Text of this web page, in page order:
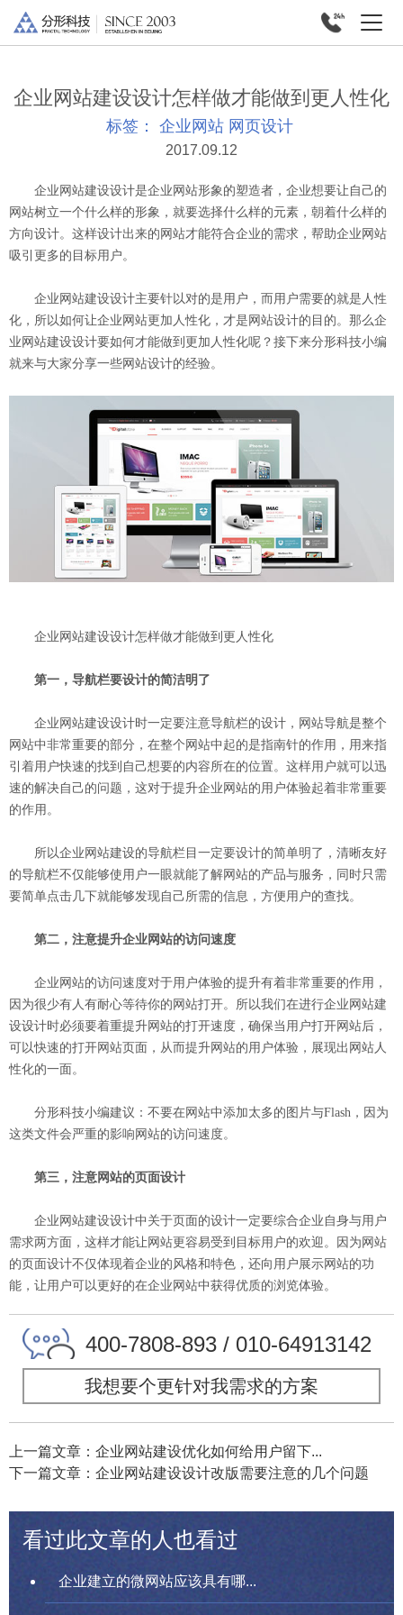
企业网站建设设计怎样做才能做到更人性化
标签： 企业网站 网页设计
2017.09.12
企业网站建设设计是企业网站形象的塑造者，企业想要让自己的
网站树立一个什么样的形象，就要选择什么样的元素，朝着什么样的
方向设计。这样设计出来的网站才能符合企业的需求，帮助企业网站
吸引更多的目标用户。
企业网站建设设计主要针以对的是用户，而用户需要的就是人性
化，所以如何让企业网站更加人性化，才是网站设计的目的。那么企
业网站建设设计要如何才能做到更加人性化呢？接下来分形科技小编
就来与大家分享一些网站设计的经验。
企业网站建设设计怎样做才能做到更人性化
第一，导航栏要设计的简洁明了
企业网站建设设计时一定要注意导航栏的设计，网站导航是整个
网站中非常重要的部分，在整个网站中起的是指南针的作用，用来指
引着用户快速的找到自己想要的内容所在的位置。这样用户就可以迅
速的解决自己的问题，这对于提升企业网站的用户体验起着非常重要
的作用。
所以企业网站建设的导航栏目一定要设计的简单明了，清晰友好
的导航栏不仅能够使用户一眼就能了解网站的产品与服务，同时只需
要简单点击几下就能够发现自己所需的信息，方便用户的查找。
第二，注意提升企业网站的访问速度
企业网站的访问速度对于用户体验的提升有着非常重要的作用，
因为很少有人有耐心等待你的网站打开。所以我们在进行企业网站建
设设计时必须要着重提升网站的打开速度，确保当用户打开网站后，
可以快速的打开网站页面，从而提升网站的用户体验，展现出网站人
性化的一面。
分形科技小编建议：不要在网站中添加太多的图片与Flash，因为
这类文件会严重的影响网站的访问速度。
第三，注意网站的页面设计
企业网站建设设计中关于页面的设计一定要综合企业自身与用户
需求两方面，这样才能让网站更容易受到目标用户的欢迎。因为网站
的页面设计不仅体现着企业的风格和特色，还向用户展示网站的功
能，让用户可以更好的在企业网站中获得优质的浏览体验。
400-7808-893 / 010-64913142
我想要个更针对我需求的方案
上一篇文章：企业网站建设优化如何给用户留下...
下一篇文章：企业网站建设设计改版需要注意的几个问题
看过此文章的人也看过
企业建立的微网站应该具有哪...